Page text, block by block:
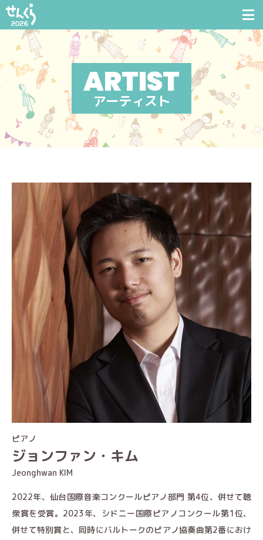
アーティスト
ジョンファン・キム
Jeonghwan KIM
ピアノ
2022年、仙台国際音楽コンクールピアノ部門 第4位、併せて聴
衆賞を受賞。2023年、シドニー国際ピアノコンクール第1位、
併せて特別賞と、同時にバルトークのピアノ協奏曲第2番におけ